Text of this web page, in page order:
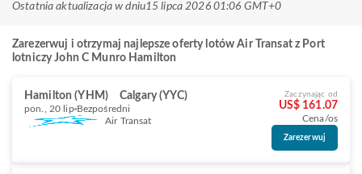
Ostatnia aktualizacja w dniu15 lipca 2026 01:06 GMT+0
Zarezerwuj i otrzymaj najlepsze oferty lotów Air Transat z Port
lotniczy John C Munro Hamilton
Hamilton (YHM) Calgary (YYC)
pon., 20 lip Bezpośredni
Air Transat
Zaczynając od
US$ 161.07
Cena/os
Zarezerwuj